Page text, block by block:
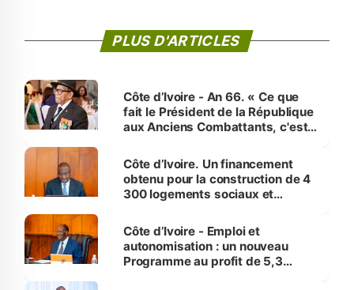
PLUS D'ARTICLES
Côte d’Ivoire - An 66. « Ce que
fait le Président de la République
aux Anciens Combattants, c'est
Côte d’Ivoire. Un financement
obtenu pour la construction de 4
300 logements sociaux et
et Yamoussoukro
Côte d’Ivoire - Emploi et
autonomisation : un nouveau
Programme au profit de 5,3